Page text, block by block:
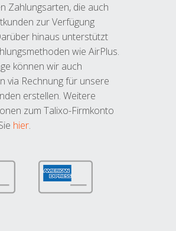
Zahlungsarten, die auch
zur Verfügung
hinaus unterstützt
wie AirPlus.
können wir auch
via Rechnung für unsere
erstellen. Weitere
zum Talixo-Firmkonto
hier.